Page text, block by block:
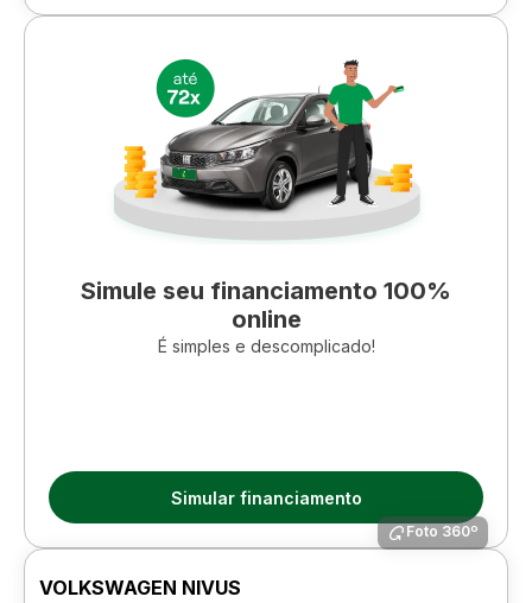
Simule seu financiamento 100%
online
É simples e descomplicado!
Simular financiamento
Foto 360º
VOLKSWAGEN NIVUS